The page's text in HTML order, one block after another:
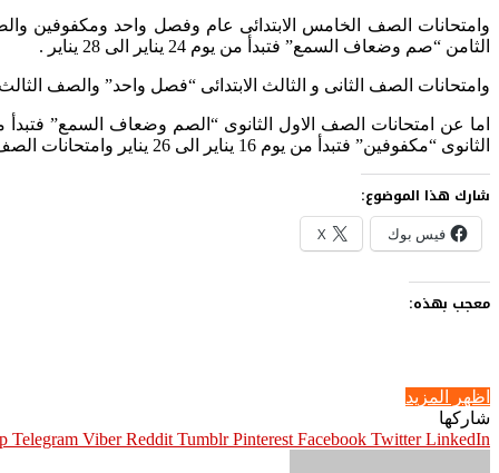
الثامن “صم وضعاف السمع” فتبدأ من يوم 24 يناير الى 28 يناير .
وامتحانات الصف الثانى و الثالث الابتدائى “فصل واحد” والصف الثالث
الثانوى “مكفوفين” فتبدأ من يوم 16 يناير الى 26 يناير وامتحانات الصف الثانى الثانوى “مكفوفين” فتبدأ من يوم 27 يناير الى 4 فبراير .
شارك هذا الموضوع:
فيس بوك X
معجب بهذه:
اظهر المزيد
شاركها
Facebook Twitter LinkedIn
Pinterest
Telegram Viber